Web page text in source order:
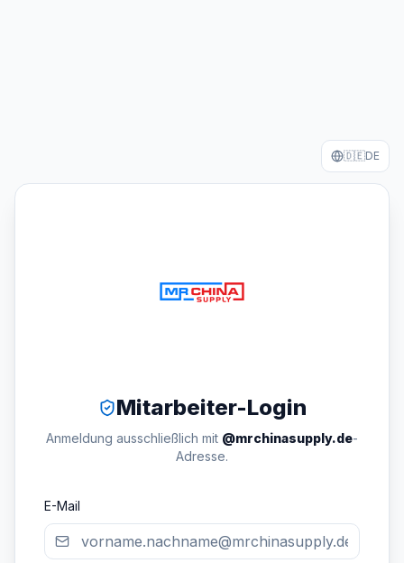
🇩🇪DE
Mitarbeiter-Login
Anmeldung ausschließlich mit @mrchinasupply.de-
Adresse.
E-Mail